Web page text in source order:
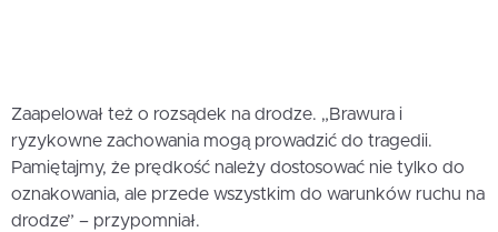
Zaapelował też o rozsądek na drodze. „Brawura i
ryzykowne zachowania mogą prowadzić do tragedii.
Pamiętajmy, że prędkość należy dostosować nie tylko do
oznakowania, ale przede wszystkim do warunków ruchu na
drodze” – przypomniał.